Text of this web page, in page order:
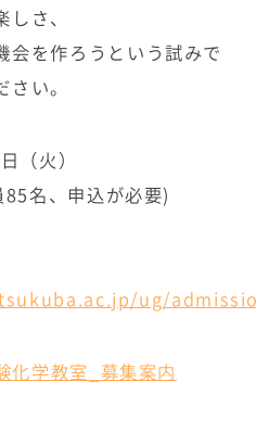
さ、
会を作ろうという試みで
い。
（火）
名、申込が必要)
ug/
化学教室_募集案内